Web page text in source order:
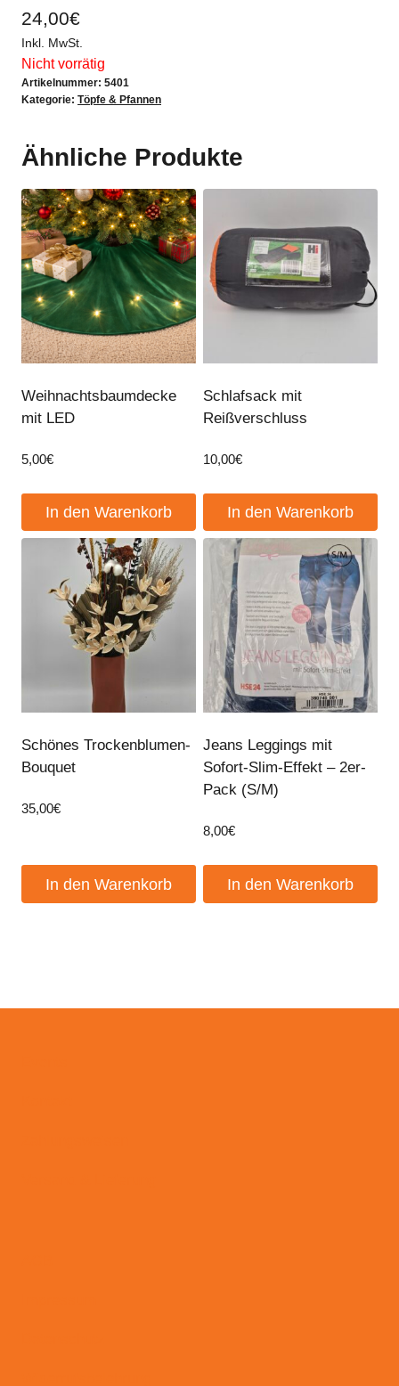
24,00€
Inkl. MwSt.
Nicht vorrätig
Artikelnummer: 5401
Kategorie: Töpfe & Pfannen
Ähnliche Produkte
Weihnachtsbaumdecke
mit LED
5,00€
In den Warenkorb
Schlafsack mit
Reißverschluss
10,00€
In den Warenkorb
Schönes Trockenblumen-
Bouquet
35,00€
In den Warenkorb
Jeans Leggings mit
Sofort-Slim-Effekt – 2er-
Pack (S/M)
8,00€
In den Warenkorb